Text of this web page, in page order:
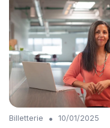
Billetterie •
10/01/2025